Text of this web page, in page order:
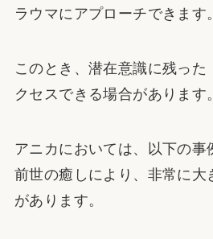
ラウマにアプローチできます。
このとき、潜在意識に残った
クセスできる場合があります。
アニカにおいては、以下の事
前世の癒しにより、非常に大
があります。